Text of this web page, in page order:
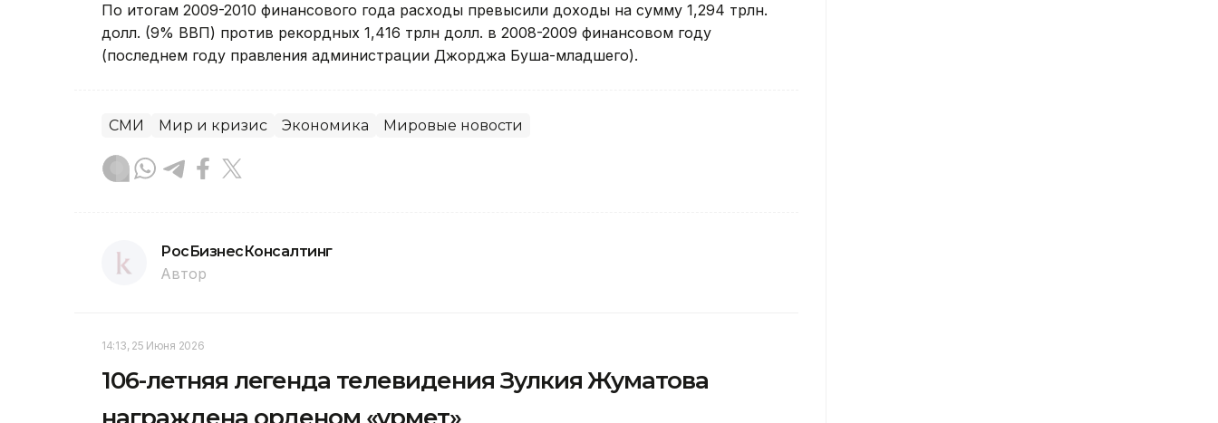
По итогам 2009-2010 финансового года расходы превысили доходы на сумму 1,294 трлн.
долл. (9% ВВП) против рекордных 1,416 трлн долл. в 2008-2009 финансовом году
(последнем году правления администрации Джорджа Буша-младшего).
СМИ Мир и кризис Экономика Мировые новости
РосБизнесКонсалтинг
Автор
14:13, 25 Июня 2026
106-летняя легенда телевидения Зулкия Жуматова